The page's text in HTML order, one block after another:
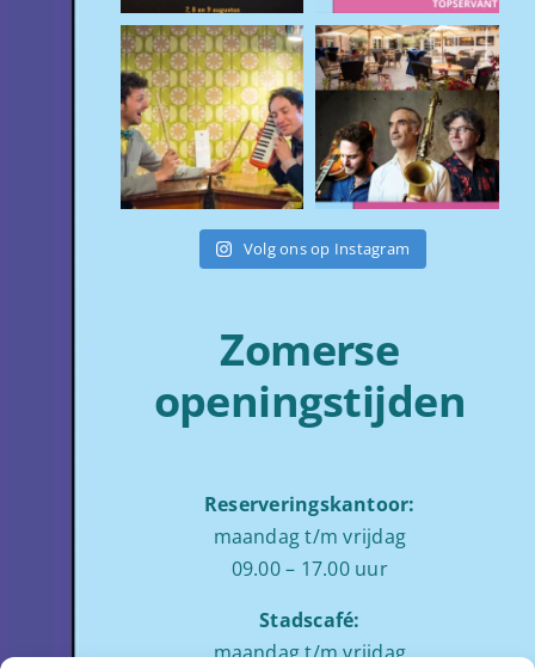
Volg ons op Instagram
Zomerse
openingstijden
Reserveringskantoor:
maandag t/m vrijdag
09.00 – 17.00 uur
Stadscafé:
maandag t/m vrijdag